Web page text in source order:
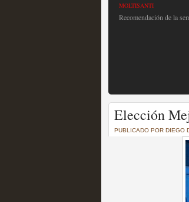
MOLTISANTI
Recomendación de la
Un
of Thrones
Elección
PUBLICADO POR DIEGO